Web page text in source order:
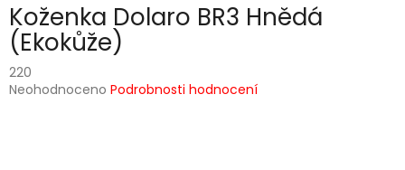
Koženka Dolaro BR3 Hnědá
(Ekokůže)
220
Průměrné
Neohodnoceno Podrobnosti hodnocení